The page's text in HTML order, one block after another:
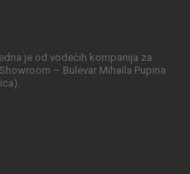
je od vodećih kompanija za
– Bulevar Mihaila Pupina